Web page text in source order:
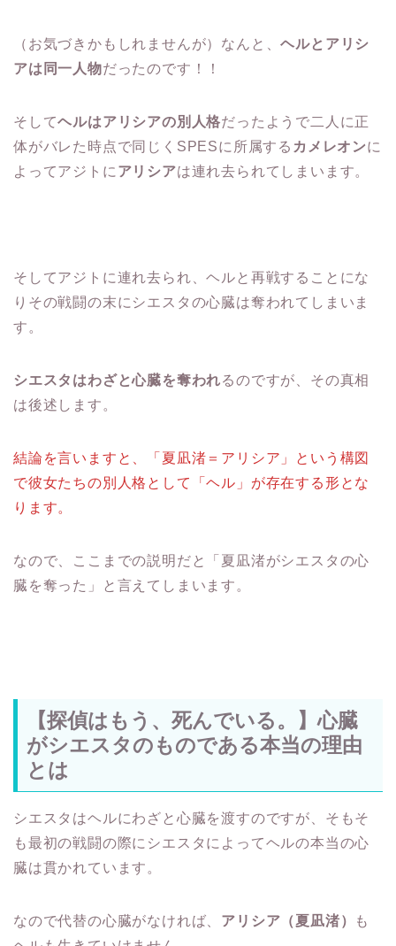
（お気づきかもしれませんが）なんと、ヘルとアリシ
アは同一人物だったのです！！
そしてヘルはアリシアの別人格だったようで二人に正
体がバレた時点で同じくSPESに所属する カメレオンに
よってアジトに アリシアは連れ去られてしまいます。
そしてアジトに連れ去られ、ヘルと再戦することにな
りその戦闘の末にシエスタの心臓は奪われてしまいま
す。
シエスタはわざと心臓を奪われるのですが、その真相
は後述します。
結論を言いますと、「夏凪渚＝アリシア」という構図
で彼女たちの別人格として「ヘル」が存在する形とな
ります。
なので、ここまでの説明だと「夏凪渚がシエスタの心
臓を奪った」と言えてしまいます。
【探偵はもう、死んでいる。】心臓
がシエスタのものである本当の理由
とは
シエスタはヘルにわざと心臓を渡すのですが、そもそ
も最初の戦闘の際にシエスタによってヘルの本当の心
臓は貫かれています。
なので代替の心臓がなければ、 アリシア（夏凪渚）
も